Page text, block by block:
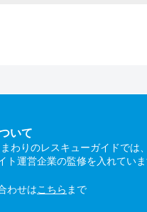
いて
わりのレスキューガイドでは
ト運営企業の監修を入れていま
わせはこちら まで